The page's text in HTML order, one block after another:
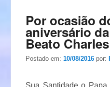
Por ocasião
aniversário
Beato
Postado em:10/08/2016 por:
Sua Santidade o